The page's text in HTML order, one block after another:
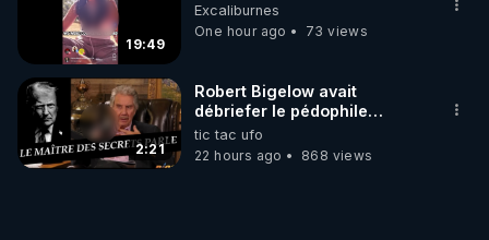
19:49
Excaliburnes
One hour ago
73 views
2:21
Robert Bigelow avait
débriefer le pédophile
génocidaire de donald j
trump
tic tac ufo
22 hours ago
868 views